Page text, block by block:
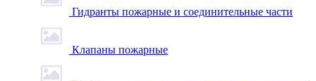
Гидранты пожарные и соединительные части
Клапаны пожарные